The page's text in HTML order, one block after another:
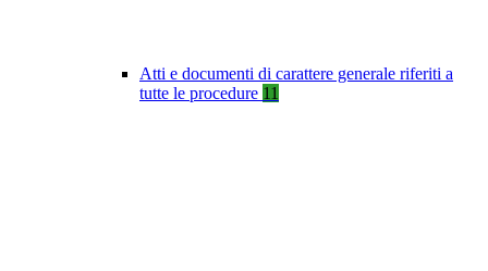
Atti e documenti di carattere generale riferiti a
tutte le procedure 11